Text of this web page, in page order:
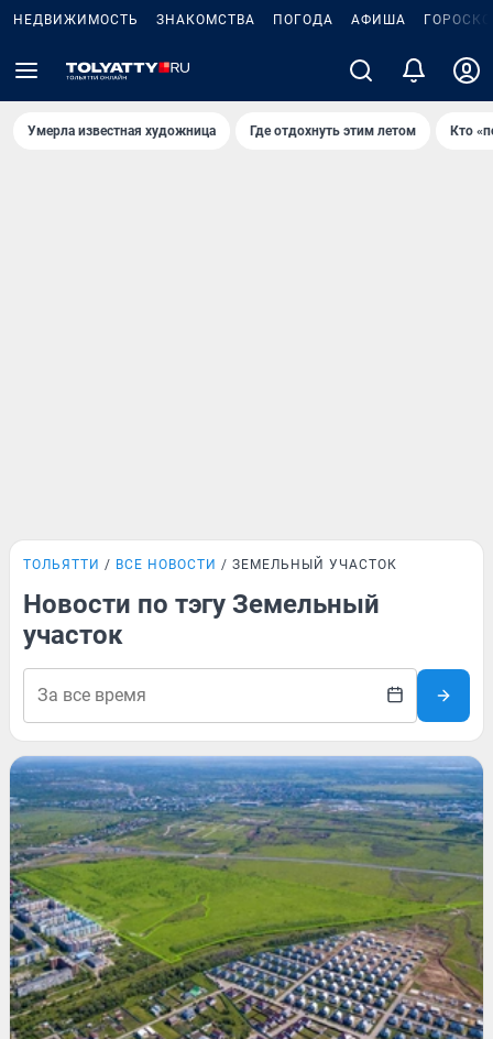
НЕДВИЖИМОСТЬ ЗНАКОМСТВА ПОГОДА АФИША
Умерла известная художница Где отдохнуть этим летом Кто
ТОЛЬЯТТИ ВСЕ НОВОСТИ ЗЕМЕЛЬНЫЙ УЧАСТОК
Новости по тэгу Земельный
участок